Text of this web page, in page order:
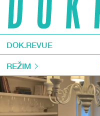
DOK.REVUE
REŽIM